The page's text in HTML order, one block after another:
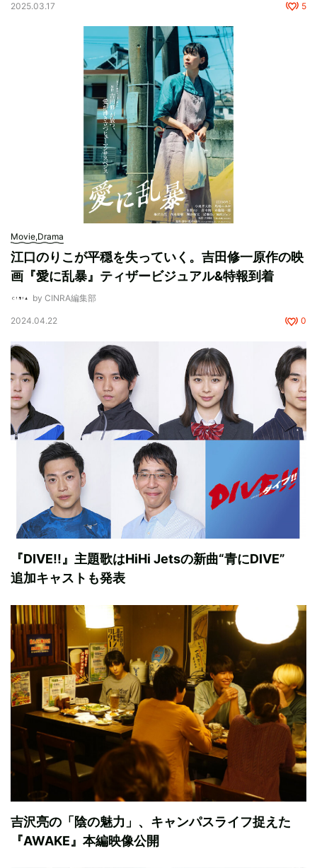
2025.03.17 5
Movie,Drama
江口のりこが平穏を失っていく。吉田修一原作の映
画『愛に乱暴』ティザービジュアル&特報到着
by CINRA編集部
2024.04.22 0
『DIVE!!』主題歌はHiHi Jetsの新曲“青にDIVE”
追加キャストも発表
吉沢亮の「陰の魅力」、キャンパスライフ捉えた
『AWAKE』本編映像公開